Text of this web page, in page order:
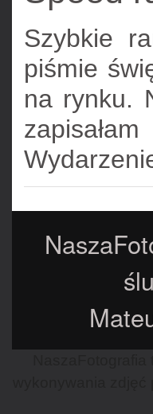
Szybkie
piśmie
na rynku.